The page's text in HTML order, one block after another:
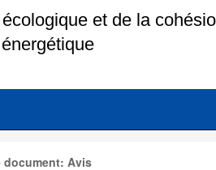
document: Avis